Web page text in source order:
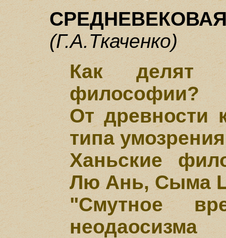
(Г.А.Ткаченко)
Как делят
философии?
От древности
типа умозрения
Ханьские
Лю Ань, Сыма
"Смутное
неодаосизма